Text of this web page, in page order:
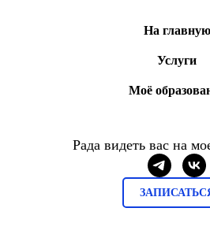
На главную
Услуги
Моё
Рада видеть вас на